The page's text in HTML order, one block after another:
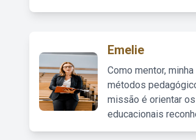
Emelie
Como mentor,
métodos
missão é orientar
educacionais